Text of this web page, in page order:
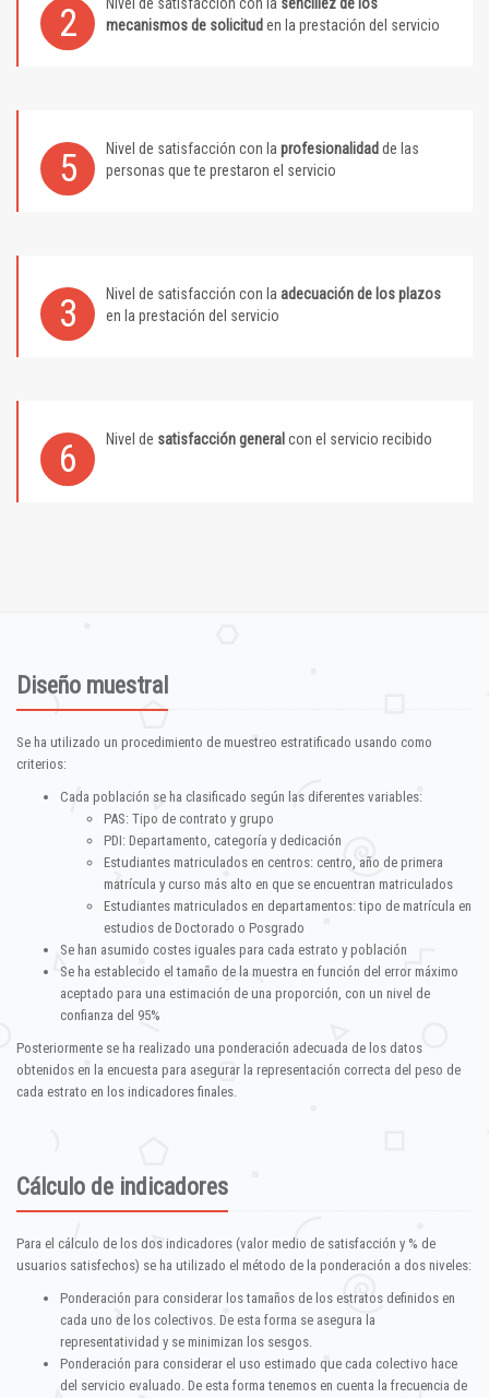
2
mecanismos de solicitud en la prestación del servicio
5 Nivel de satisfacción con la profesionalidad de las
personas que te prestaron el servicio
3 Nivel de satisfacción con la adecuación de los plazos
en la prestación del servicio
6 Nivel de satisfacción general con el servicio recibido
Diseño muestral
Se ha utilizado un procedimiento de muestreo estratificado usando como
criterios:
Cada población se ha clasificado según las diferentes variables:
PAS: Tipo de contrato y grupo
PDI: Departamento, categoría y dedicación
Estudiantes matriculados en centros: centro, año de primera
matrícula y curso más alto en que se encuentran matriculados
Estudiantes matriculados en departamentos: tipo de matrícula en
estudios de Doctorado o Posgrado
Se han asumido costes iguales para cada estrato y población
Se ha establecido el tamaño de la muestra en función del error máximo
aceptado para una estimación de una proporción, con un nivel de
confianza del 95%
Posteriormente se ha realizado una ponderación adecuada de los datos
obtenidos en la encuesta para asegurar la representación correcta del peso de
cada estrato en los indicadores finales.
Cálculo de indicadores
Para el cálculo de los dos indicadores (valor medio de satisfacción y % de
usuarios satisfechos) se ha utilizado el método de la ponderación a dos niveles:
Ponderación para considerar los tamaños de los estratos definidos en
cada uno de los colectivos. De esta forma se asegura la
representatividad y se minimizan los sesgos.
Ponderación para considerar el uso estimado que cada colectivo hace
del servicio evaluado. De esta forma tenemos en cuenta la frecuencia de